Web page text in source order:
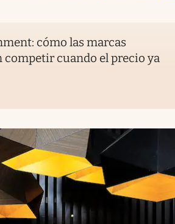
cómo las marcas
competir cuando el precio ya